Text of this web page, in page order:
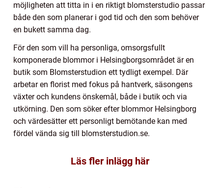
möjligheten att titta in i en riktigt blomsterstudio passar
både den som planerar i god tid och den som behöver
en bukett samma dag.
För den som vill ha personliga, omsorgsfullt
komponerade blommor i Helsingborgsområdet är en
butik som Blomsterstudion ett tydligt exempel. Där
arbetar en florist med fokus på hantverk, säsongens
växter och kundens önskemål, både i butik och via
utkörning. Den som söker efter blommor Helsingborg
och värdesätter ett personligt bemötande kan med
fördel vända sig till blomsterstudion.se.
Läs fler inlägg här